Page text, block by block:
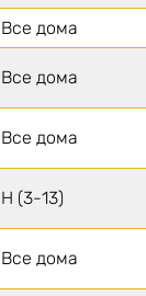
Все дома
Все дома
Все дома
Н (3-13)
Все дома